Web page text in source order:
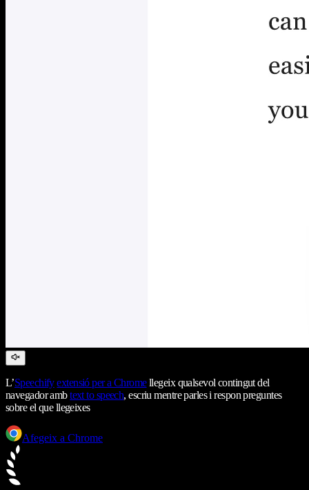
L’Speechify extensió per a Chromellegeix qualsevol contingut del
navegador ambtext to speech, escriu mentre parles i respon preguntes
sobre el que llegeixes
Afegeix a Chrome